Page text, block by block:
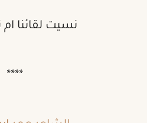
نسيت لقائنا ام
****